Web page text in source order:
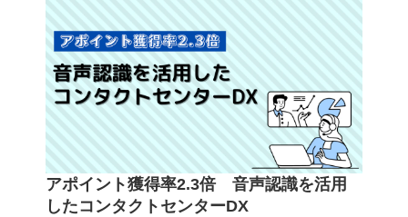
ニュース
事例
アポイント獲得率2.3倍 音声認識を活用
したコンタクトセンターDX